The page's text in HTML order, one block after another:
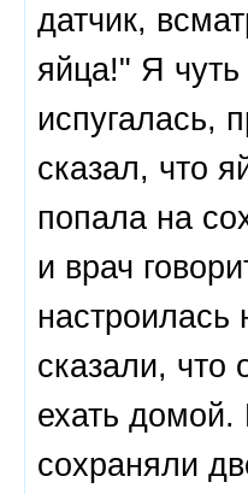
датчик,
яйца!" Я
испугалась,
сказал, что
попала на
и врач
сказали,
ехать
сохраняли